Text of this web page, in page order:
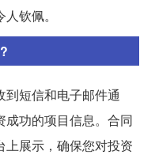
钦佩。
短信和电子邮件通
功的项目信息。合同
展示，确保您对投资